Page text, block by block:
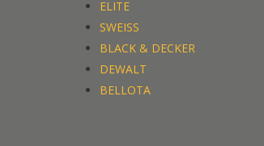
ELITE
SWEISS
BLACK & DECKER
DEWALT
BELLOTA